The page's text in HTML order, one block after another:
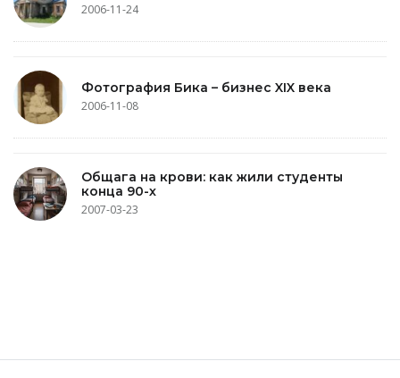
2006-11-24
Фотография Бика – бизнес XIX века
2006-11-08
Общага на крови: как жили студенты
конца 90-х
2007-03-23